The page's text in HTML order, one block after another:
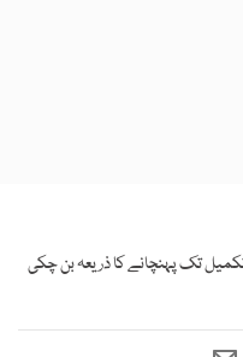
تک پہنچانے کا ذریعہ بن چکی